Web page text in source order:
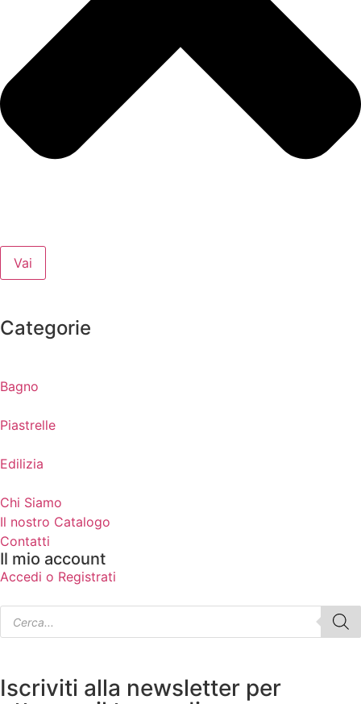
Vai
Categorie
Bagno
Piastrelle
Edilizia
Chi Siamo
Il nostro Catalogo
Contatti
Il mio account
Accedi o Registrati
Iscriviti alla newsletter per